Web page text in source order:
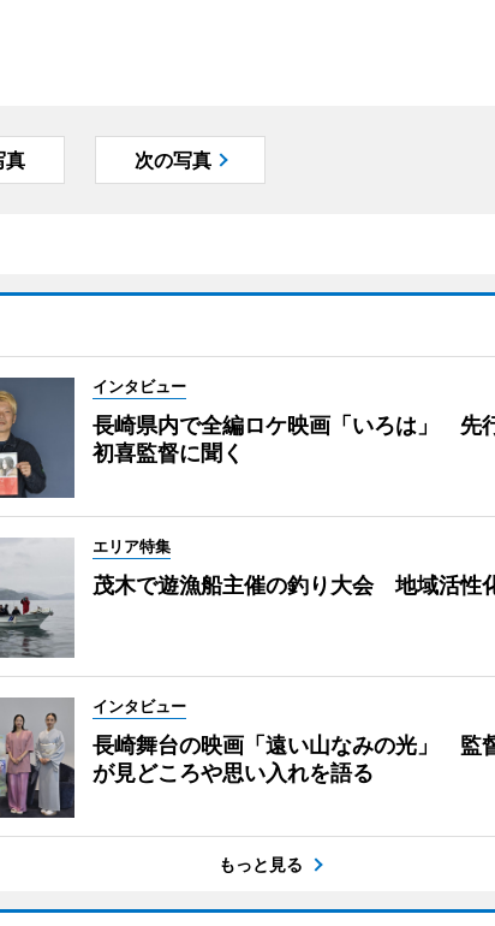
真 次の写真
インタビュー
長崎県内で全編ロケ映画「いろは」
初喜監督に聞く
エリア特集
茂木で遊漁船主催の釣り大会 地域活性
インタビュー
長崎舞台の映画「遠い山なみの光」 監
が見どころや思い入れを語る
もっと見る